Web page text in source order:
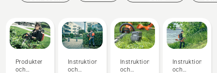
Produkter
och
Instruktioner
och
Instruktioner
och
Instruktioner
och